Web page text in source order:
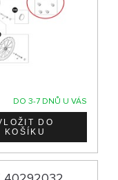
DO 3-7 DNŮ U VÁS